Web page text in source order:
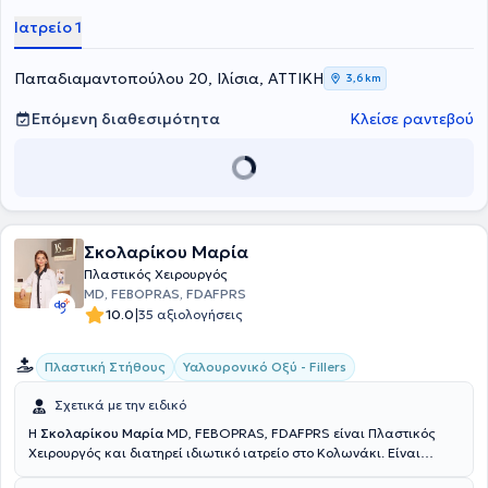
Ιατρείο 1
Παπαδιαμαντοπούλου 20, Ιλίσια, ΑΤΤΙΚΗ 3,6 km
Επόμενη διαθεσιμότητα Κλείσε ραντεβού
Σκολαρίκου Μαρία
Πλαστικός Χειρουργός
MD, FEBOPRAS, FDAFPRS
10.0|35 αξιολογήσεις
Πλαστική Στήθους Υαλουρονικό Οξύ - Fillers
Σχετικά με την ειδικό
Η Σκολαρίκου Μαρία MD, FEBOPRAS, FDAFPRS είναι Πλαστικός
Χειρουργός και διατηρεί ιδιωτικό ιατρείο στο Κολωνάκι. Είναι